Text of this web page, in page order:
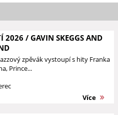
2026 / GAVIN SKEGGS AND
zpěvák vystoupí s hity Franka
Prince...
Více